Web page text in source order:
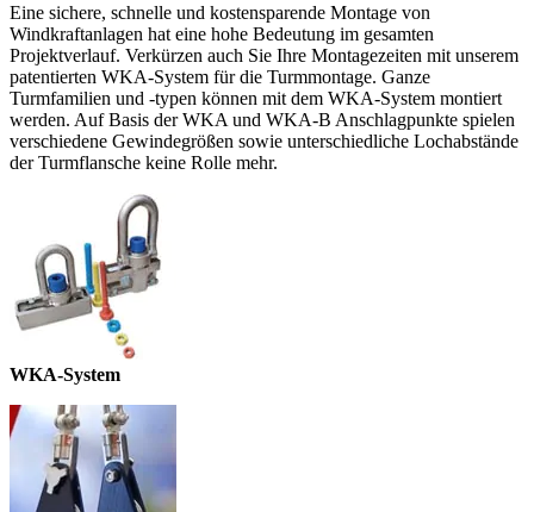
Eine sichere, schnelle und kostensparende Montage von
Windkraftanlagen hat eine hohe Bedeutung im gesamten
Projektverlauf. Verkürzen auch Sie Ihre Montagezeiten mit unserem
patentierten WKA-System für die Turmmontage. Ganze
Turmfamilien und -typen können mit dem WKA-System montiert
werden. Auf Basis der WKA und WKA-B Anschlagpunkte spielen
verschiedene Gewindegrößen sowie unterschiedliche Lochabstände
der Turmflansche keine Rolle mehr.
WKA-System